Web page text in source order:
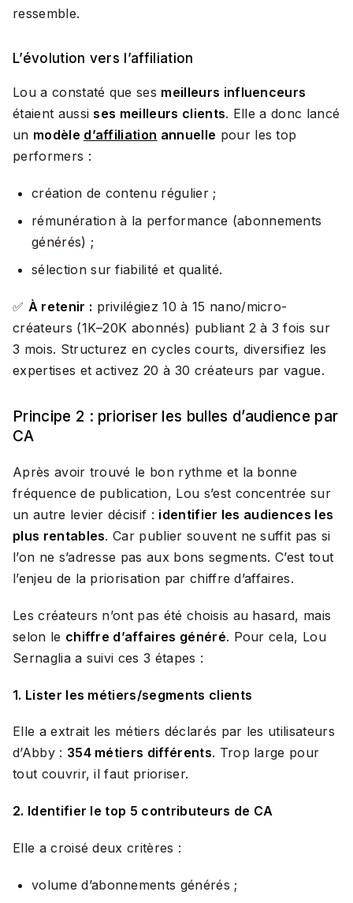
ressemble.
L’évolution vers l’affiliation
Lou a constaté que ses meilleurs influenceurs
étaient aussises meilleurs clients. Elle a donc lancé
un modèle d’affiliation annuelle pour les top
performers :
création de contenu régulier ;
rémunération à la performance (abonnements
générés) ;
sélection sur fiabilité et qualité.
✅ À retenir : privilégiez 10 à 15 nano/micro-
créateurs (1K–20K abonnés) publiant 2 à 3 fois sur
3 mois. Structurez en cycles courts, diversifiez les
expertises et activez 20 à 30 créateurs par vague.
Principe 2 : prioriser les bulles d’audience par
CA
Après avoir trouvé le bon rythme et la bonne
fréquence de publication, Lou s’est concentrée sur
un autre levier décisif : identifier les audiences les
plus rentables. Car publier souvent ne suffit pas si
l’on ne s’adresse pas aux bons segments. C’est tout
l’enjeu de la priorisation par chiffre d’affaires.
Les créateurs n’ont pas été choisis au hasard, mais
selon le chiffre d’affaires généré. Pour cela, Lou
Sernaglia a suivi ces 3 étapes :
1. Lister les métiers/segments clients
Elle a extrait les métiers déclarés par les utilisateurs
d’Abby : 354 métiers différents. Trop large pour
tout couvrir, il faut prioriser.
2. Identifier le top 5 contributeurs de CA
Elle a croisé deux critères :
volume d’abonnements générés ;